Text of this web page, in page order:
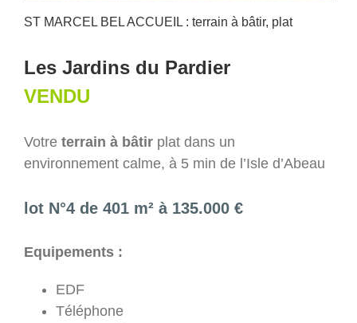
ST MARCEL BEL ACCUEIL : terrain à bâtir, plat
Les Jardins du Pardier
VENDU
Votre terrain à bâtir plat dans un
environnement calme, à 5 min de l’Isle d’Abeau
lot N°4 de 401 m² à 135.000 €
Equipements :
EDF
Téléphone